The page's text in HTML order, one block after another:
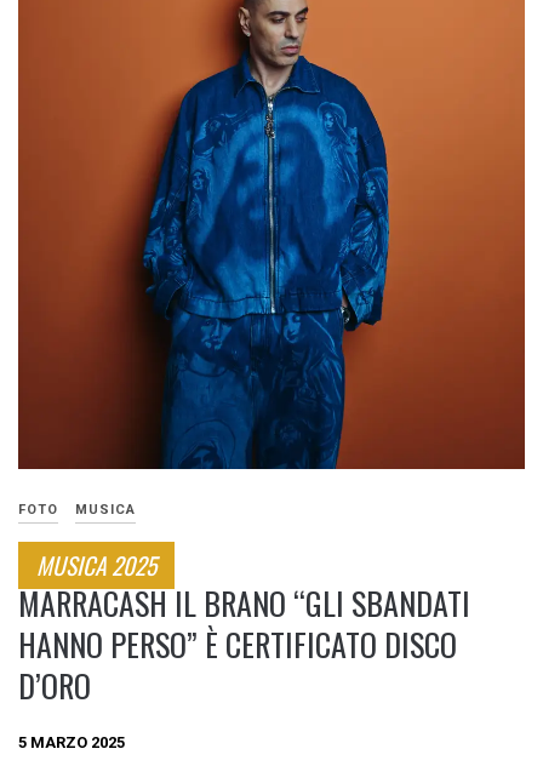
FOTO MUSICA
MUSICA 2025
MARRACASH IL BRANO “GLI SBANDATI
HANNO PERSO” È CERTIFICATO DISCO
D’ORO
5 MARZO 2025